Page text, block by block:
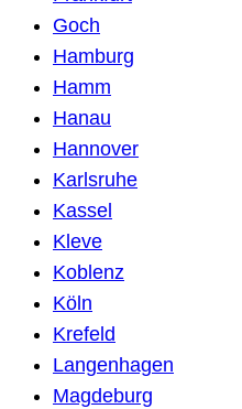
Goch
Hamburg
Hamm
Hanau
Hannover
Karlsruhe
Kassel
Kleve
Koblenz
Köln
Krefeld
Langenhagen
Magdeburg